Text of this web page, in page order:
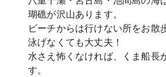
瑚礁が沢山あります。
ビーチからは行けない所をお散
泳げなくても大丈夫！
水さえ怖くなければ、くま船長
す。